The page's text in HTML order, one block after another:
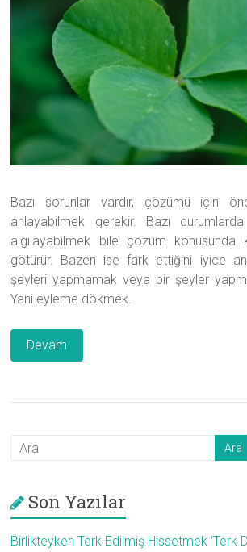
Bazı sorunlar vardır, çözümü için
anlayabilmek gerekir. Bazı
algılayabilmek bile çözüm konusunda
götürür. Bazen ise fark ettiğini iyice
şeyleri yapmamak veya bir şeyler
Yani eyleme dökmek.
Devam
Son Yazılar
Birlikteyken Terk Edilmiş Hissetmek ‘Terk